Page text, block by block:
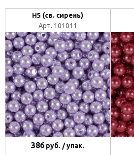
H5 (св. сирень)
Арт. 101011
386 руб. / упак.